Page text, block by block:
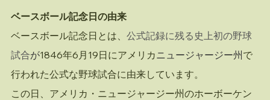
ベースボール記念日の由来
ベースボール記念日とは、 公式記録に残る史上初の野球
試合が1846年6月19日にアメリカニュージャージー州で
行われた公式な野球試合に由来しています。
この日、アメリカ・ニュージャージー州のホーボーケン